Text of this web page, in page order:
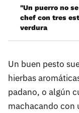
"Un puerro no
chef con tres
verdura
Un buen pesto
hierbas
padano, o algún
machacando con